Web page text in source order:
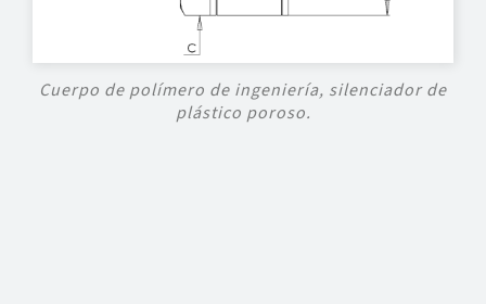
Cuerpo de polímero de ingeniería, silenciador de
plástico poroso.